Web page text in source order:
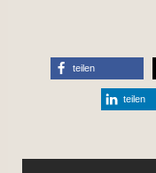
teilen
teilen